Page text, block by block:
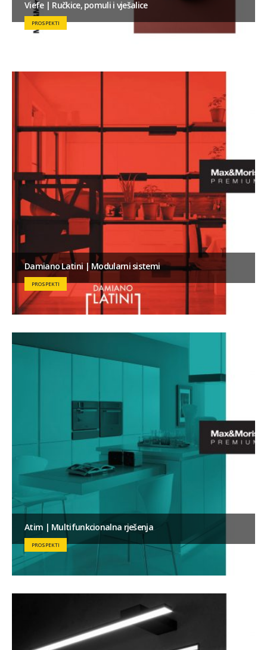
Viefe | Ručkice, pomuli i vješalice
PROSPEKTI
Damiano Latini | Modularni sistemi
PROSPEKTI
Atim | Multifunkcionalna rješenja
PROSPEKTI